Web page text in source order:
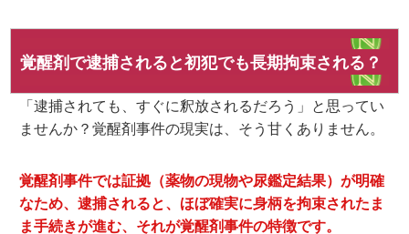
覚醒剤で逮捕されると初犯でも長期拘束される？
「逮捕されても、すぐに釈放されるだろう」と思ってい
ませんか？覚醒剤事件の現実は、そう甘くありません。
覚醒剤事件では証拠（薬物の現物や尿鑑定結果）が明確
なため、逮捕されると、ほぼ確実に身柄を拘束されたま
ま手続きが進む、それが覚醒剤事件の特徴です。